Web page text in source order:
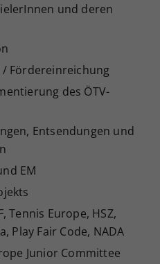
und deren
Fördereinreichung
des ÖTV-
Entsendungen und
EM
Tennis Europe, HSZ,
Play Fair Code, NADA
Junior Committee